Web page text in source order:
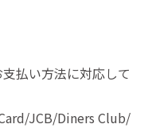
払い方法に対応して
JCB/Diners Club/